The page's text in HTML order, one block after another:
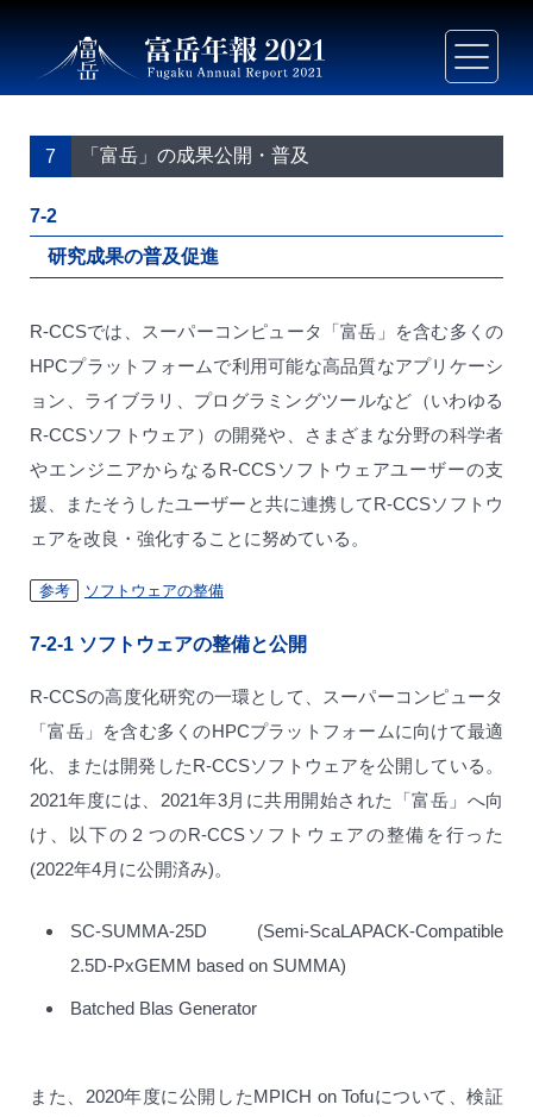
7 「富岳」の成果公開・普及
7-2
研究成果の普及促進
R-CCSでは、スーパーコンピュータ「富岳」を含む多くの
HPCプラットフォームで利用可能な高品質なアプリケーシ
ョン、ライブラリ、プログラミングツールなど（いわゆる
R-CCSソフトウェア）の開発や、さまざまな分野の科学者
やエンジニアからなるR-CCSソフトウェアユーザーの支
援、またそうしたユーザーと共に連携してR-CCSソフトウ
ェアを改良・強化することに努めている。
参考 ソフトウェアの整備
7-2-1 ソフトウェアの整備と公開
R-CCSの高度化研究の一環として、スーパーコンピュータ
「富岳」を含む多くのHPCプラットフォームに向けて最適
化、または開発したR-CCSソフトウェアを公開している。
2021年度には、2021年3月に共用開始された「富岳」へ向
け、以下の２つのR-CCSソフトウェアの整備を行った
(2022年4月に公開済み)。
SC-SUMMA-25D (Semi-ScaLAPACK-Compatible
2.5D-PxGEMM based on SUMMA)
Batched Blas Generator
また、2020年度に公開したMPICH on Tofuについて、検証